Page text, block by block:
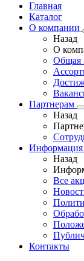
Главная
Каталог
О компании
Назад
О
Общая
Партнерам
Назад
Информация
Назад
Все
Контакты